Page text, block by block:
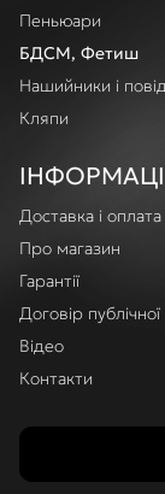
Пеньюари
БДСМ, Фетиш
Нашийники і
Кляпи
Доставка і оплата
Про магазин
Гарантії
Договір
Відео
Контакти